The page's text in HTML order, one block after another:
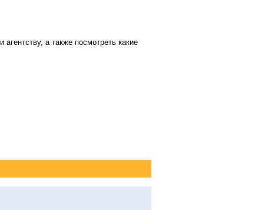
а также посмотреть какие